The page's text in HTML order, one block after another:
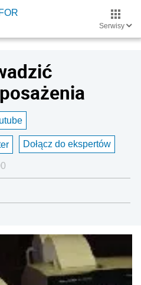
Serwisy
Dołącz do ekspertów